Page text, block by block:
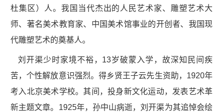
杜集区）人。我国当代杰出的人民艺术家、雕塑艺术大
师、著名美术教育家、中国美术馆事业的开创者、我国现
代雕塑艺术的奠基人。
刘开渠少时家境不裕，13岁破蒙入学，故深知民间疾
苦，个性解放意识强烈。得乡贤王子云先生资助，1920年
考入北京美术学校。其间，投身新文化运动，发表艺术革
新主题文章。1925年，孙中山病逝，刘开渠为其追悼会绘